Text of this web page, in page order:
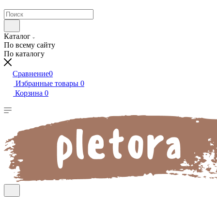
Каталог
По всему сайту
По каталогу
Сравнение0
Избранные товары 0
Корзина 0